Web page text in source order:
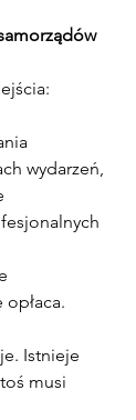
wydarzeń,
Istnieje
musi